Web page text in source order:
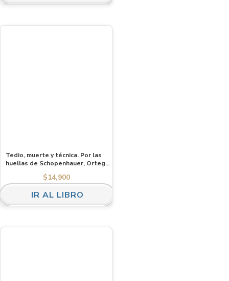
Tedio, muerte y técnica. Por las
huellas de Schopenhauer, Ortega
$14,900
IR AL LIBRO